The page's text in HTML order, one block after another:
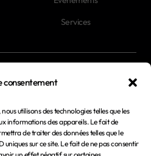
consentement
utilisons des technologies telles que les
informations des appareils. Le fait de
de traiter des données telles que le
sur ce site. Le fait de ne pas consentir
Services
légales